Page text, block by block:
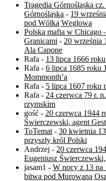
Tragedia Górnośląska
Górnośląska - 19
pod Wólką Węglową
Polska mafia w Chicago
Granicami - 20 września
Ala Capone
Rafa - 13 lipca 1666
Rafa - 6 lipca 1685 roku
Mommonth’a
Rafa - 5 lipca 1607 roku
Rafa - 24 czerwca 79 r.
rzymskim
gość - 20 czerwca 1944
Świerczewski, agent
ToTemat - 30 kwietnia
przyszły król Polski
Andrzej - 20 czerwca
Eugeniusz
jasam1 - W nocy z 13 na
bitwa pod Murowaną